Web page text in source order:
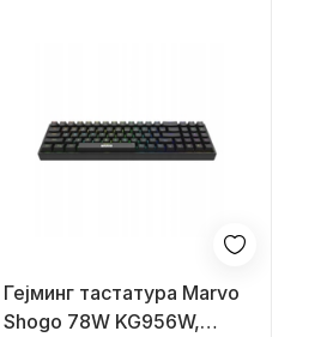
Гејминг тастатура Marvo
Shogo 78W KG956W,